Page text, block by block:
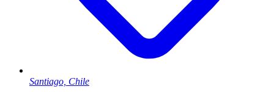
Santiago, Chile